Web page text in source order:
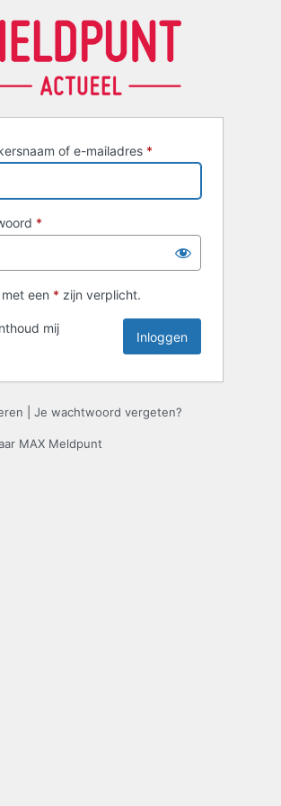
of e-mailadres *
*
een * zijn verplicht.
mij
Je wachtwoord vergeten?
MAX Meldpunt